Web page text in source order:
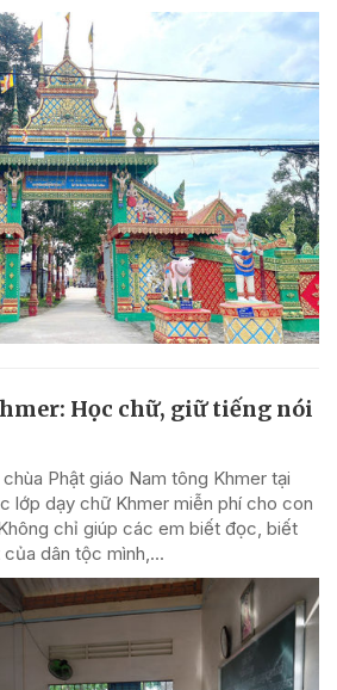
Học chữ, giữ tiếng nói
Phật giáo Nam tông Khmer tại
lớp dạy chữ Khmer miễn phí cho con
chỉ giúp các em biết đọc, biết
dân tộc mình,...